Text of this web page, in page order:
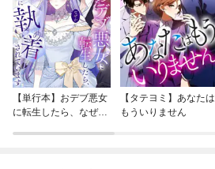
【単行本】おデブ悪女
に転生したら、なぜか
【タテヨミ】あなたは
もういりません